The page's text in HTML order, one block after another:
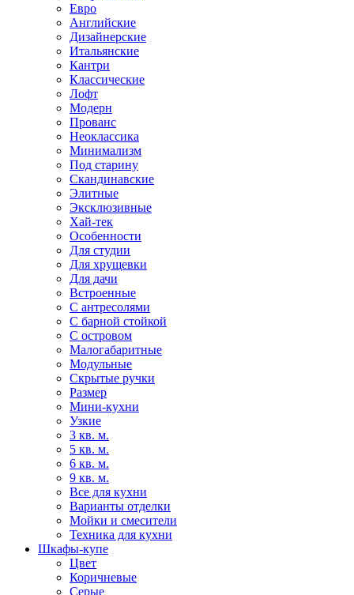
Евро
Английские
Дизайнерские
Итальянские
Кантри
Классические
Лофт
Модерн
Прованс
Неоклассика
Минимализм
Под старину
Скандинавские
Элитные
Эксклюзивные
Хай-тек
Особенности
Для студии
Для хрущевки
Для дачи
Встроенные
С антресолями
С барной стойкой
С островом
Малогабаритные
Модульные
Скрытые ручки
Размер
Мини-кухни
Узкие
3 кв. м.
5 кв. м.
6 кв. м.
9 кв. м.
Все для кухни
Варианты отделки
Мойки и смесители
Техника для кухни
Шкафы-купе
Цвет
Коричневые
Серые